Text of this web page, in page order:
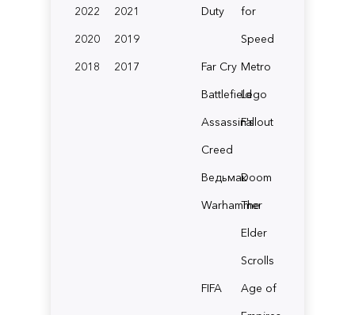
2022
2021
2020
2019
2018
2017
Duty
for
Speed
Far Cry Metro
BattlefieldLego
Assassin's
Creed
Fallout
ВедьмакDoom
Warhammer
The
Elder
Scrolls
FIFA
Age of